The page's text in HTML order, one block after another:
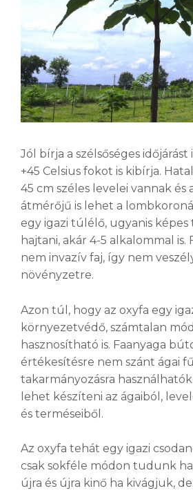
Jól bírja a szélsőséges időjárást
+45 Celsius fokot is kibírja.
45 cm széles levelei vannak
átmérőjű is lehet a
egy igazi túlélő, ugyanis képes
hajtani, akár 4-5 alkalommal is.
nem invazív faj, így nem
növényzetre.
Azon túl, hogy az oxyfa egy
környezetvédő, számtalan
hasznosítható is. Faanyaga
értékesítésre nem szánt ágai
takarmányozásra
lehet készíteni az ágaiból,
és terméseiből.
Az oxyfa tehát egy igazi
csak sokféle módon tudunk
újra és újra kinő ha kivágjuk,